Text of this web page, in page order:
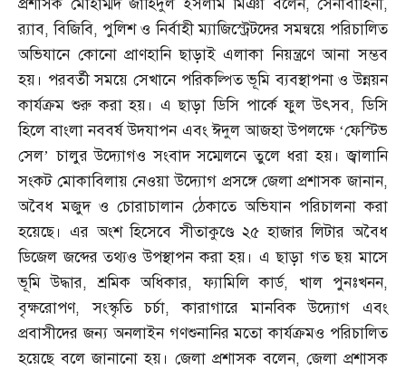
প্রশাসক মোহাম্মদ জাহিদুল ইসলাম মিঞা বলেন, সেনাবাহিনী,
র‌্যাব,বিজিবি, পুলিশ ও নির্বাহী ম্যাজিস্ট্রেটদের সমন্বয়ে পরিচালিত
অভিযানে কোনো প্রাণহানি ছাড়াই এলাকা নিয়ন্ত্রণে আনা সম্ভব
হয়। পরবর্তী সময়ে সেখানে পরিকল্পিত ভূমি ব্যবস্থাপনা ও উন্নয়ন
কার্যক্রম শুরু করা হয়। এ ছাড়া ডিসি পার্কে ফুল উৎসব,ডিসি
হিলে বাংলা নববর্ষ উদযাপন এবং ঈদুল আজহা উপলক্ষে ‘ফেস্টিভ
সেল’ চালুর উদ্যোগও সংবাদ সম্মেলনে তুলে ধরা হয়। জ্বালানি
সংকট মোকাবিলায় নেওয়া উদ্যোগ প্রসঙ্গে জেলা প্রশাসক জানান,
অবৈধ মজুদ ও চোরাচালান ঠেকাতে অভিযান পরিচালনা করা
হয়েছে। এর অংশ হিসেবে সীতাকুণ্ডে ২৫ হাজার লিটার অবৈধ
ডিজেল জব্দের তথ্যও উপস্থাপন করা হয়। এ ছাড়া গত ছয় মাসে
ভূমি উদ্ধার,শ্রমিক অধিকার,ফ্যামিলি কার্ড, খাল পুনঃখনন,
বৃক্ষরোপণ,সংস্কৃতি চর্চা,কারাগারে মানবিক উদ্যোগ এবং
প্রবাসীদের জন্য অনলাইন গণশুনানির মতো কার্যক্রমও পরিচালিত
হয়েছে বলে জানানো হয়। জেলা প্রশাসক বলেন, জেলা প্রশাসক